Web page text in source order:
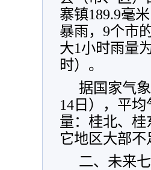
寨镇189.9毫
暴雨，9个市
大1小时雨量
时）。
据国家气
14日），平
量：桂北、桂
它地区大部不
二、未来